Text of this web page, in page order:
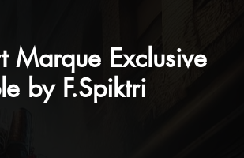
Marque Exclusive
by F.Spiktri